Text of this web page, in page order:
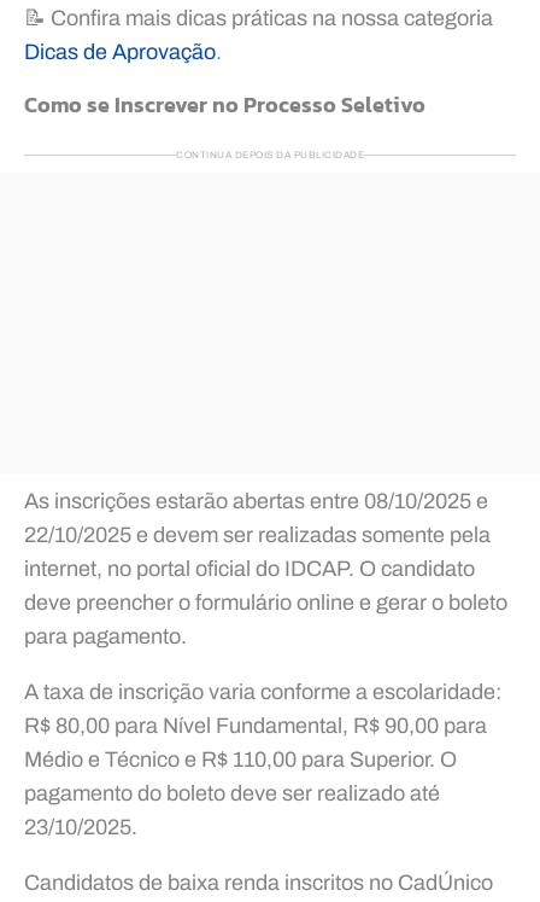
📝 Confira mais dicas práticas na nossa categoria
Dicas de Aprovação.
Como se Inscrever no Processo Seletivo
CONTINUA DEPOIS DA PUBLICIDADE
As inscrições estarão abertas entre 08/10/2025 e
22/10/2025 e devem ser realizadas somente pela
internet, no portal oficial do IDCAP. O candidato
deve preencher o formulário online e gerar o boleto
para pagamento.
A taxa de inscrição varia conforme a escolaridade:
R$ 80,00 para Nível Fundamental, R$ 90,00 para
Médio e Técnico e R$ 110,00 para Superior. O
pagamento do boleto deve ser realizado até
23/10/2025.
Candidatos de baixa renda inscritos no CadÚnico